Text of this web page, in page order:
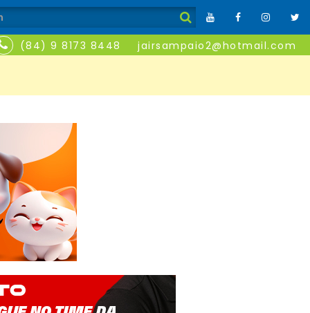
(84) 9 8173 8448 jairsampaio2@hotmail.com